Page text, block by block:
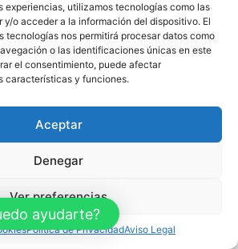
experiencias, utilizamos tecnologías como las
o acceder a la información del dispositivo. El
tecnologías nos permitirá procesar datos como
o las identificaciones únicas en este
el consentimiento, puede afectar
características y funciones.
Aceptar
Denegar
Ver preferencias
Política de PrivacidadAviso Legal
ayudarte?